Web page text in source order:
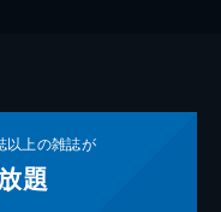
以上の雑誌が
題